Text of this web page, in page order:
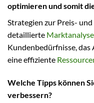
optimieren und somit
Strategien zur Preis-
detaillierte Marktanalyse
Kundenbedürfnisse,
eine effiziente
Welche Tipps können
verbessern?